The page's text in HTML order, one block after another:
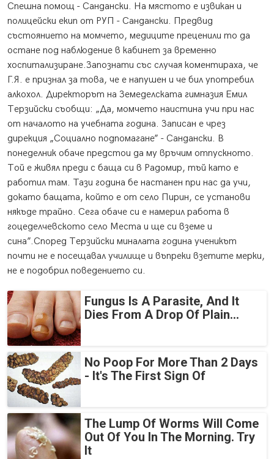
Спешна помощ - Сандански. На мястото е извикан и
полицейски екип от РУП - Сандански. Предвид
състоянието на момчето, медиците преценили то да
остане под наблюдение в кабинет за временно
хоспитализиране.Запознати със случая коментираха, че
Г.Я. е признал за това, че е напушен и че бил употребил
алкохол. Директорът на Земеделската гимназия Емил
Терзийски съобщи: „Да, момчето наистина учи при нас
от началото на учебната година. Записан е чрез
дирекция „Социално подпомагане” - Сандански. В
понеделник обаче предстои да му връчим отпускното.
Той е живял преди с баща си в Радомир, тъй като е
работил там. Тази година бе настанен при нас да учи,
докато бащата, който е от село Пирин, се установи
някъде трайно. Сега обаче си е намерил работа в
гоцеделчевското село Места и ще си вземе и
сина”.Според Терзийски миналата година ученикът
почти не е посещавал училище и въпреки взетите мерки,
не е подобрил поведението си.
Fungus Is A Parasite, And It
Dies From A Drop Of Plain...
No Poop For More Than 2 Days
- It's The First Sign Of
The Lump Of Worms Will Come
Out Of You In The Morning. Try
It